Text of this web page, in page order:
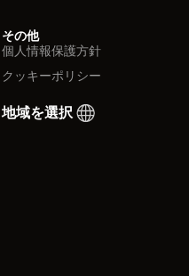
その他
個人情報保護方針
クッキーポリシー
地域を選択